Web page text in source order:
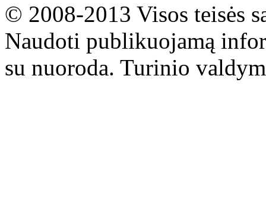
© 2008-2013 Visos teisės
Naudoti publikuojamą
su nuoroda. Turinio